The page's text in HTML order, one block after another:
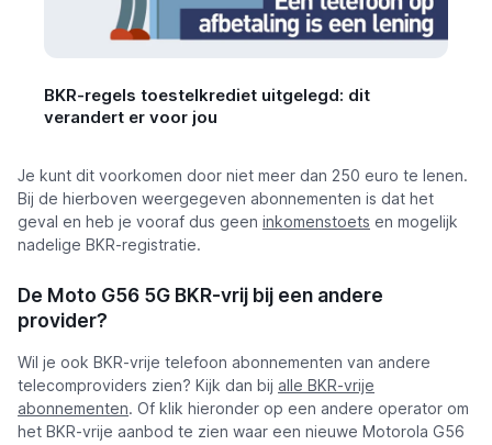
BKR-regels toestelkrediet uitgelegd: dit
verandert er voor jou
Je kunt dit voorkomen door niet meer dan 250 euro te lenen.
Bij de hierboven weergegeven abonnementen is dat het
geval en heb je vooraf dus geen inkomenstoets en mogelijk
nadelige BKR-registratie.
De Moto G56 5G BKR-vrij bij een andere
provider?
Wil je ook BKR-vrije telefoon abonnementen van andere
telecomproviders zien? Kijk dan bij alle BKR-vrije
abonnementen. Of klik hieronder op een andere operator om
het BKR-vrije aanbod te zien waar een nieuwe Motorola G56